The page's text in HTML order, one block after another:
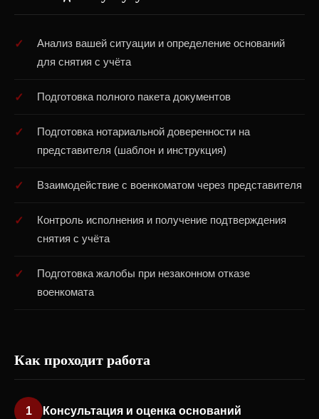
Анализ вашей ситуации и определение оснований
для снятия с учёта
Подготовка полного пакета документов
Подготовка нотариальной доверенности на
представителя (шаблон и инструкция)
Взаимодействие с военкоматом через представителя
Контроль исполнения и получение подтверждения
снятия с учёта
Подготовка жалобы при незаконном отказе
военкомата
Как проходит работа
1 Консультация и оценка оснований